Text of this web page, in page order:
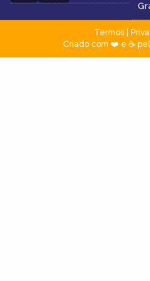
Termos|
Criado com ❤️ e ☕